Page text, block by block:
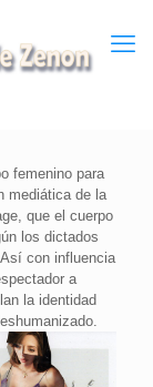
femenino para
mediática de la
que el cuerpo
los dictados
con influencia
a
la identidad